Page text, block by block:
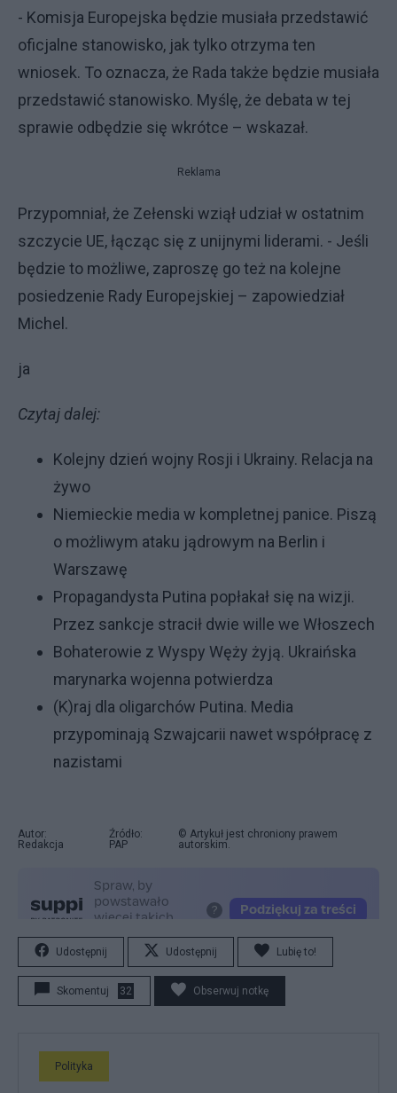
- Komisja Europejska będzie musiała przedstawić
oficjalne stanowisko, jak tylko otrzyma ten
wniosek. To oznacza, że Rada także będzie musiała
przedstawić stanowisko. Myślę, że debata w tej
sprawie odbędzie się wkrótce – wskazał.
Reklama
Przypomniał, że Zełenski wziął udział w ostatnim
szczycie UE, łącząc się z unijnymi liderami. - Jeśli
będzie to możliwe, zaproszę go też na kolejne
posiedzenie Rady Europejskiej – zapowiedział
Michel.
ja
Czytaj dalej:
Kolejny dzień wojny Rosji i Ukrainy. Relacja na
żywo
Niemieckie media w kompletnej panice. Piszą
o możliwym ataku jądrowym na Berlin i
Warszawę
Propagandysta Putina popłakał się na wizji.
Przez sankcje stracił dwie wille we Włoszech
Bohaterowie z Wyspy Węży żyją. Ukraińska
marynarka wojenna potwierdza
(K)raj dla oligarchów Putina. Media
przypominają Szwajcarii nawet współpracę z
nazistami
Autor:
Redakcja
Źródło:
PAP
© Artykuł jest chroniony prawem
autorskim.
Udostępnij Udostępnij Lubię to!
Skomentuj 32 Obserwuj notkę
Polityka